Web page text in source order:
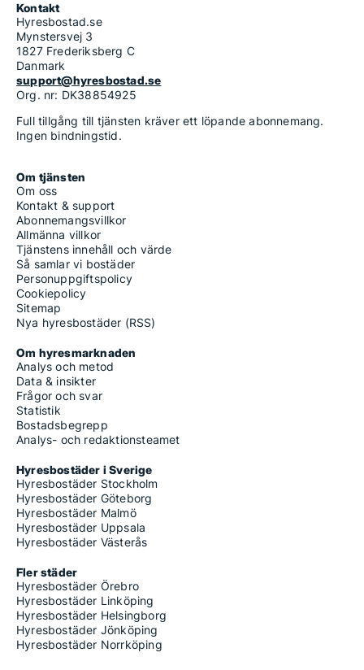
Kontakt
Hyresbostad.se
Mynstersvej 3
1827 Frederiksberg C
Danmark
support@hyresbostad.se
Org. nr: DK38854925
Full tillgång till tjänsten kräver ett löpande abonnemang.
Ingen bindningstid.
Om tjänsten
Om oss
Kontakt & support
Abonnemangsvillkor
Allmänna villkor
Tjänstens innehåll och värde
Så samlar vi bostäder
Personuppgiftspolicy
Cookiepolicy
Sitemap
Nya hyresbostäder (RSS)
Om hyresmarknaden
Analys och metod
Data & insikter
Frågor och svar
Statistik
Bostadsbegrepp
Analys- och redaktionsteamet
Hyresbostäder i Sverige
Hyresbostäder Stockholm
Hyresbostäder Göteborg
Hyresbostäder Malmö
Hyresbostäder Uppsala
Hyresbostäder Västerås
Fler städer
Hyresbostäder Örebro
Hyresbostäder Linköping
Hyresbostäder Helsingborg
Hyresbostäder Jönköping
Hyresbostäder Norrköping